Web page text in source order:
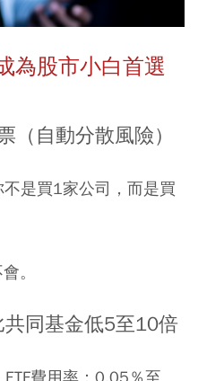
為股市小白首選
（自動分散風險）
是買1家公司，而是買
。
同基金低5至10倍